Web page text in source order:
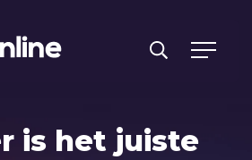
is het juiste